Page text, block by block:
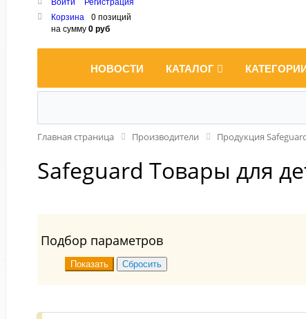
Корзина
0 позиций
на сумму0 руб
НОВОСТИ КАТАЛОГ
Главная страница Производители Продукция
Safeguard Товары для
Подбор параметров